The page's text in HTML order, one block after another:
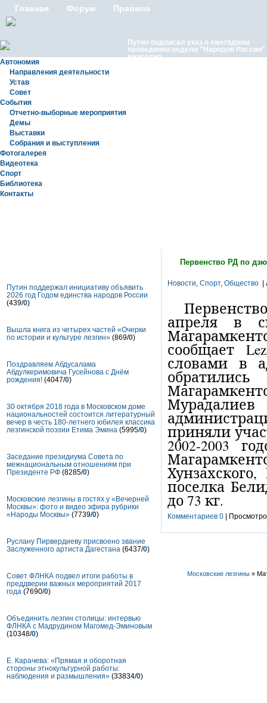
Главная Форум Правила
Автономия
Направления деятельности
Устав
Совет
События
Отчетно-выборные мероприятия
Демы
Выставки
Собрания и выступления
Фотогалерея
Видеотека
Спорт
Библиотека
Контакты
Путин подписал указ о ежегодном
проведении недели "Народов России"
ежегодно
Первенство РД по
Новости, Спорт, Общество |
апреля в
сообщает
словами в
приняли
2002-2003
поселка
до 73 кг.
Комментариев 0 |
Московские лезгины »
Путин поддержал инициативу объявить
2026 год Годом единства народов России
(439/0)
Вышла книга из четырех частей «Очерки
по истории и культуре лезгин» (869/0)
Поздравляем Абдусалама
Абдулкеримовича Гусейнова с Днём
рождения! (4047/0)
30 октября 2018 года в Московском доме
национальностей состоится литературный
вечер в честь 180-летнего юбилея классика
лезгинской поэзии Етима Эмина (5995/0)
Заседание президиума Совета по
межнациональным отношениям при
Президенте РФ (8285/0)
Московские лезгины в гостях у «Вечерней
Москвы»: фото и видео эфира рубрики
«Народы Москвы» (7739/0)
Руслану Пирвердиеву присвоено звание
Заслуженного артиста Дагестана (6437/0)
Совет ФЛНКА подвел итоги работы в
преддверии важных мероприятий 2017
года (7690/0)
Объединить лезгин столицы: интервью
ФЛНКА с Мадрудином Магомед-Эминовым
(10348/0)
Е. Карачева: «Прямая и оборотная
стороны этнокультурной работы:
наблюдения и размышления» (33834/0)